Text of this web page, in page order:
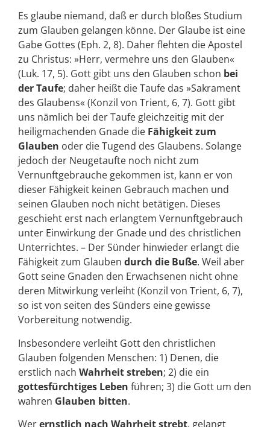
Es glaube niemand, daß er durch bloßes Studium
zum Glauben gelangen könne. Der Glaube ist eine
Gabe Gottes (Eph. 2, 8). Daher flehten die Apostel
zu Christus: »Herr, vermehre uns den Glauben«
(Luk. 17, 5). Gott gibt uns den Glauben schon bei
der Taufe; daher heißt die Taufe das »Sakrament
des Glaubens« (Konzil von Trient, 6, 7). Gott gibt
uns nämlich bei der Taufe gleichzeitig mit der
heiligmachenden Gnade die Fähigkeit zum
Glauben oder die Tugend des Glaubens. Solange
jedoch der Neugetaufte noch nicht zum
Vernunftgebrauche gekommen ist, kann er von
dieser Fähigkeit keinen Gebrauch machen und
seinen Glauben noch nicht betätigen. Dieses
geschieht erst nach erlangtem Vernunftgebrauch
unter Einwirkung der Gnade und des christlichen
Unterrichtes. – Der Sünder hinwieder erlangt die
Fähigkeit zum Glauben durch die Buße. Weil aber
Gott seine Gnaden den Erwachsenen nicht ohne
deren Mitwirkung verleiht (Konzil von Trient, 6, 7),
so ist von seiten des Sünders eine gewisse
Vorbereitung notwendig.
Insbesondere verleiht Gott den christlichen
Glauben folgenden Menschen: 1) Denen, die
erstlich nach Wahrheit streben; 2) die ein
gottesfürchtiges Leben führen; 3) die Gott um den
wahren Glauben bitten.
Werernstlich nach Wahrheit strebt, gelangt